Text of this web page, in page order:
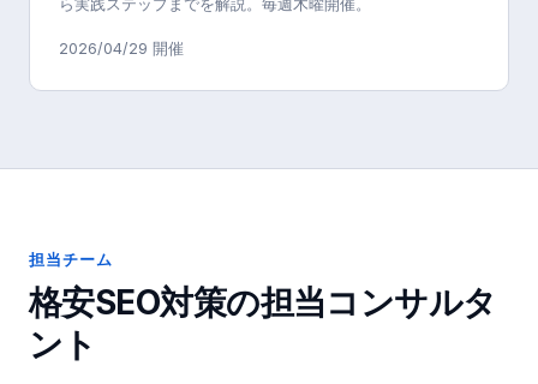
2026/04/29 開催
担当チーム
格安SEO対策の担当コンサルタ
ント